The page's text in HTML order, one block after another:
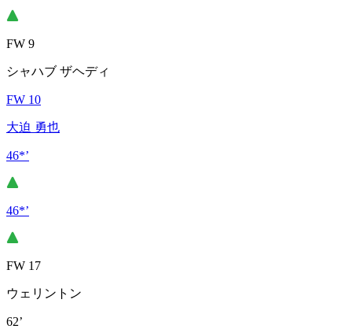
FW 9
シャハブ ザヘディ
FW 10
大迫 勇也
46*’
46*’
FW 17
ウェリントン
62’